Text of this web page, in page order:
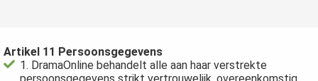
Artikel 11 Persoonsgegevens
1. DramaOnline behandelt alle aan haar verstrekte